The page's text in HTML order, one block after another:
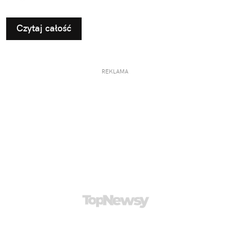
Czytaj całość
REKLAMA